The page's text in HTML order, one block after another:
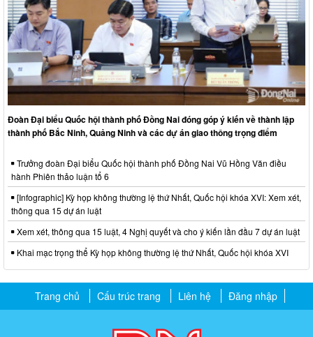
Đoàn Đại biểu Quốc hội thành phố Đồng Nai đóng góp ý kiến về thành lập
thành phố Bắc Ninh, Quảng Ninh và các dự án giao thông trọng điểm
Trưởng đoàn Đại biểu Quốc hội thành phố Đồng Nai Vũ Hồng Văn điều
hành Phiên thảo luận tổ 6
[Infographic] Kỳ họp không thường lệ thứ Nhất, Quốc hội khóa XVI: Xem xét,
thông qua 15 dự án luật
Xem xét, thông qua 15 luật, 4 Nghị quyết và cho ý kiến lần đầu 7 dự án luật
Khai mạc trọng thể Kỳ họp không thường lệ thứ Nhất, Quốc hội khóa XVI
Trang chủ Cấu trúc trang Liên hệ Đăng nhập